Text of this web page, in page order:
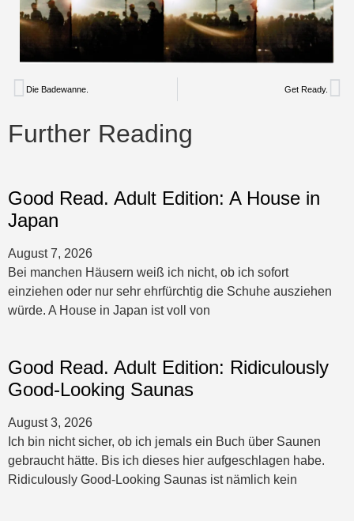
Die Badewanne. Get Ready.
Further Reading
Good Read. Adult Edition: A House in
Japan
August 7, 2026
Bei manchen Häusern weiß ich nicht, ob ich sofort
einziehen oder nur sehr ehrfürchtig die Schuhe ausziehen
würde. A House in Japan ist voll von
Good Read. Adult Edition: Ridiculously
Good-Looking Saunas
August 3, 2026
Ich bin nicht sicher, ob ich jemals ein Buch über Saunen
gebraucht hätte. Bis ich dieses hier aufgeschlagen habe.
Ridiculously Good-Looking Saunas ist nämlich kein